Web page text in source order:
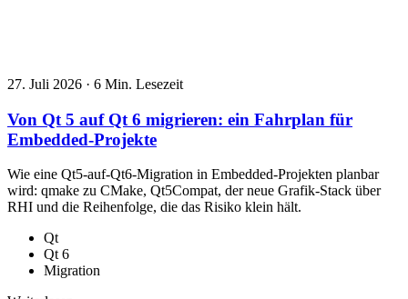
27. Juli 2026 · 6 Min. Lesezeit
Von Qt 5 auf Qt 6 migrieren: ein Fahrplan für
Embedded-Projekte
Wie eine Qt5-auf-Qt6-Migration in Embedded-Projekten planbar
wird: qmake zu CMake, Qt5Compat, der neue Grafik-Stack über
RHI und die Reihenfolge, die das Risiko klein hält.
Qt
Qt 6
Migration